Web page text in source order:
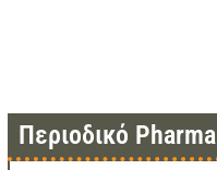
Περιοδικό